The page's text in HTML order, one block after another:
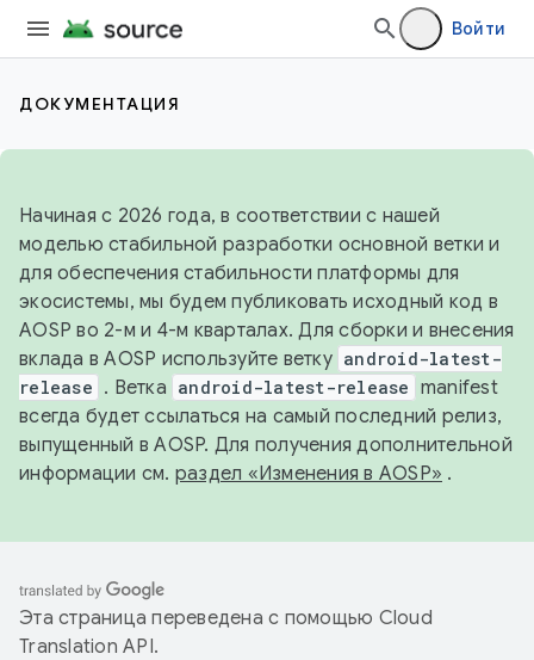
Войти
ДОКУМЕНТАЦИЯ
Начиная с 2026 года, в соответствии с нашей
моделью стабильной разработки основной ветки и
для обеспечения стабильности платформы для
экосистемы, мы будем публиковать исходный код в
AOSP во 2-м и 4-м кварталах. Для сборки и внесения
вклада в AOSP используйте ветку android-latest-
release . Ветка android-latest-release manifest
всегда будет ссылаться на самый последний релиз,
выпущенный в AOSP. Для получения дополнительной
информации см. раздел «Изменения в AOSP» .
Эта страница переведена с помощью Cloud
Translation API.